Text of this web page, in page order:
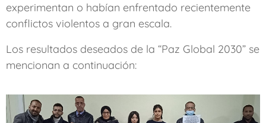
experimentan o habían enfrentado recientemente
conflictos violentos a gran escala.
Los resultados deseados de la “Paz Global 2030” se
mencionan a continuación: